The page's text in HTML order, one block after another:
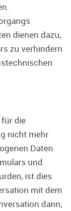
dienen dazu,
zu verhindern
die
nicht mehr
Daten
und
ist dies
mit dem
dann,